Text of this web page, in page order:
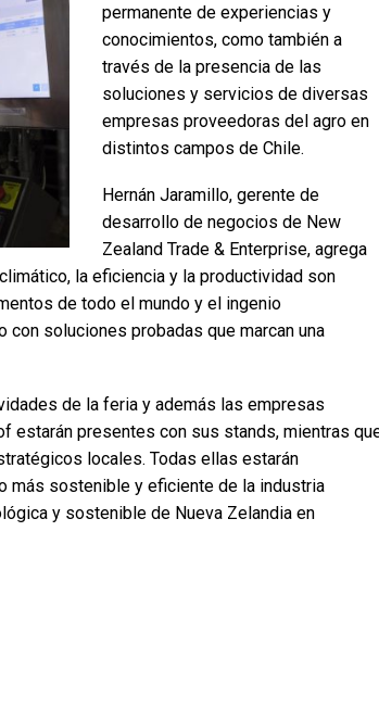
permanente de experiencias y
conocimientos, como también a
través de la presencia de las
soluciones y servicios de diversas
empresas proveedoras del agro en
distintos campos de Chile.
Hernán Jaramillo, gerente de
desarrollo de negocios de New
Zealand Trade & Enterprise, agrega
la eficiencia y la productividad son
de todo el mundo y el ingenio
soluciones probadas que marcan una
de la feria y además las empresas
estarán presentes con sus stands, mientras
locales. Todas ellas estarán
más sostenible y eficiente de la industria
y sostenible de Nueva Zelandia en